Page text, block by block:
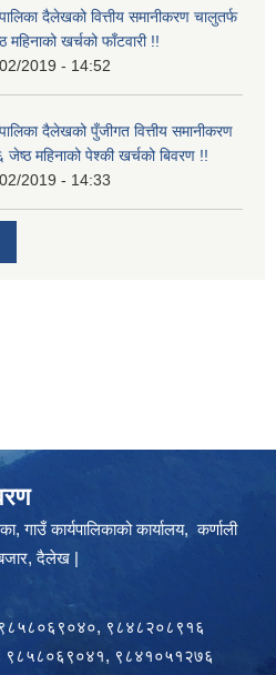
दैलेखको वित्तीय समानीकरण चालुतर्फ
खर्चको फाँटवारी !!
2019 - 14:52
दैलेखको पुँजीगत वित्तीय समानीकरण
महिनाको पेश्की खर्चको बिवरण !!
2019 - 14:33
गाउँ कार्यपालिकाको कार्यालय, कर्णाली
दैलेख |
९८५८०६९०४०, ९८४८२०८९१६
९८५८०६९०४१, ९८४१०५१२७६